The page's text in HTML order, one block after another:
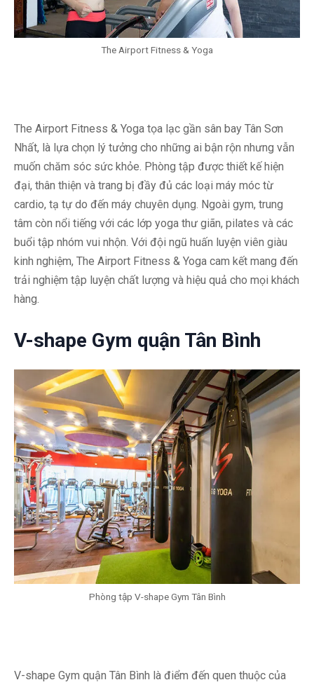
The Airport Fitness & Yoga
The Airport Fitness & Yoga tọa lạc gần sân bay Tân Sơn
Nhất, là lựa chọn lý tưởng cho những ai bận rộn nhưng vẫn
muốn chăm sóc sức khỏe. Phòng tập được thiết kế hiện
đại, thân thiện và trang bị đầy đủ các loại máy móc từ
cardio, tạ tự do đến máy chuyên dụng. Ngoài gym, trung
tâm còn nổi tiếng với các lớp yoga thư giãn, pilates và các
buổi tập nhóm vui nhộn. Với đội ngũ huấn luyện viên giàu
kinh nghiệm, The Airport Fitness & Yoga cam kết mang đến
trải nghiệm tập luyện chất lượng và hiệu quả cho mọi khách
hàng.
V-shape Gym quận Tân Bình
Phòng tập V-shape Gym Tân Bình
V-shape Gym quận Tân Bình là điểm đến quen thuộc của